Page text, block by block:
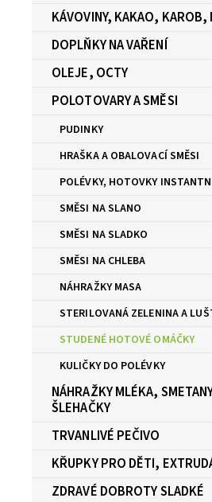
KÁVOVINY, KAKAO, KAROB,
DOPLŇKY NA VAŘENÍ
OLEJE, OCTY
POLOTOVARY A SMĚSI
PUDINKY
HRAŠKA A OBALOVACÍ SMĚSI
POLÉVKY, HOTOVKY
SMĚSI NA SLANO
SMĚSI NA SLADKO
SMĚSI NA CHLEBA
NÁHRAŽKY MASA
STERILOVANÁ ZELENINA A
STUDENÉ HOTOVÉ OMÁČKY
KULIČKY DO POLÉVKY
NÁHRAŽKY MLÉKA,
ŠLEHAČKY
TRVANLIVÉ PEČIVO
KŘUPKY PRO DĚTI,
ZDRAVÉ DOBROTY SLADKÉ